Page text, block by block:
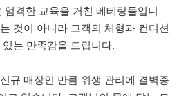
엄격한 교육을 거친 베테랑들입니
것이 아니라 고객의 체형과 컨디션
는 만족감을 드립니다.
규 매장인 만큼 위생 관리에 결벽증